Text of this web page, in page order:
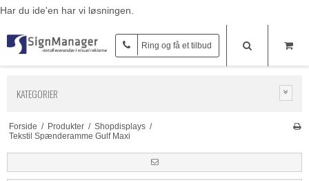
Har du ide'en har vi løsningen.
Ring og få et tilbud
KATEGORIER
Forside / Produkter / Shopdisplays /
Tekstil Spænderamme Gulf Maxi